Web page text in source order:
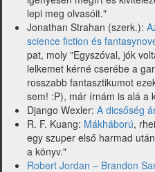
lepi meg olvasóit."
Jonathan Strahan (szerk.):
science fiction és
pat, moly "Egyszóval, jók
lelkemet kérné cserébe a
rosszabb fantasztikumot
sem! :P), már írnám is alá a
Django Wexler: A dicsőség
R. F. Kuang: Mákháború,
egy szuper első harmad
a könyv."
Robert Jordan – Brandon